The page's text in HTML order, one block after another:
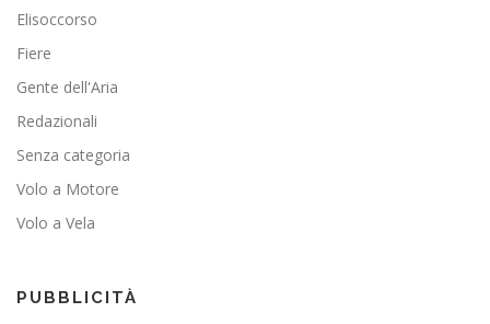
Elisoccorso
Fiere
Gente dell'Aria
Redazionali
Senza categoria
Volo a Motore
Volo a Vela
PUBBLICITÀ